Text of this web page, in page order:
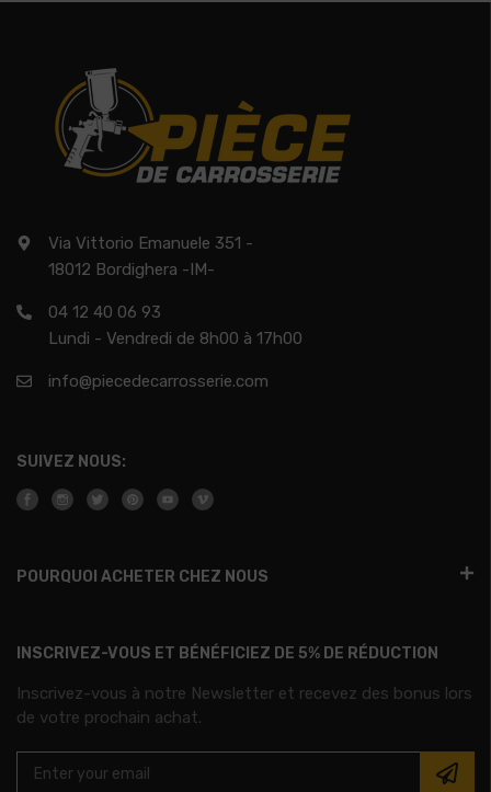
Via Vittorio Emanuele 351 -
18012 Bordighera -IM-
04 12 40 06 93
Lundi - Vendredi de 8h00 à 17h00
info@piecedecarrosserie.com
SUIVEZ NOUS:
POURQUOI ACHETER CHEZ NOUS
INSCRIVEZ-VOUS ET BÉNÉFICIEZ DE 5% DE RÉDUCTION
Inscrivez-vous à notre Newsletter et recevez des bonus lors
de votre prochain achat.